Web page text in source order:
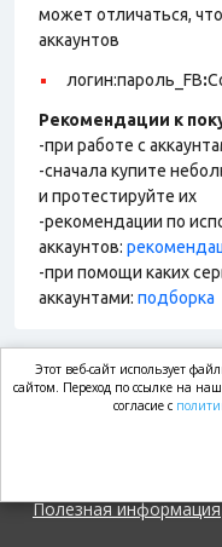
может отличаться,
аккаунтов
логин:пароль_FB:
Рекомендации к
-при работе с
-сначала купите
и протестируйте их
-рекомендации по
аккаунтов:
-при помощи каких
аккаунтами: подборка
Полезная информация
Этот веб-сайт использует
сайтом. Переход по ссылке на
согласие с